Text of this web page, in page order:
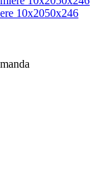
10x2050x246